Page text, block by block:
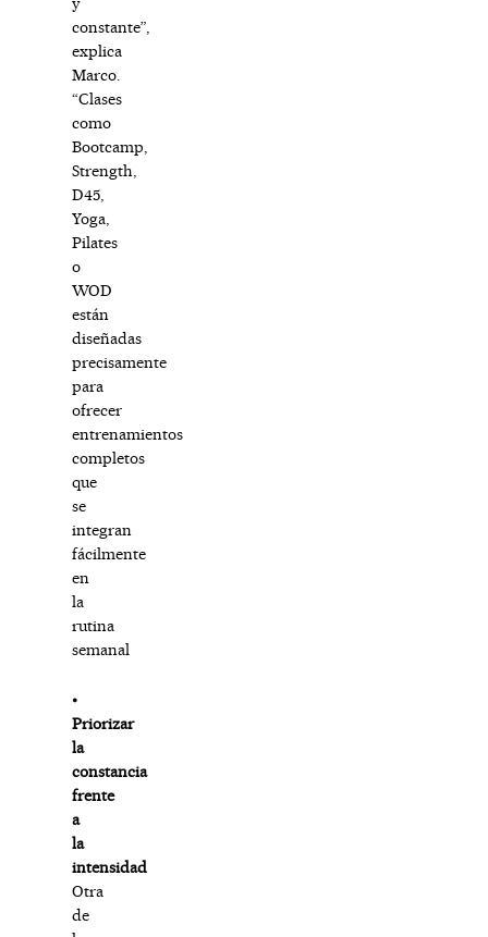
constante”,
explica
Marco.
“Clases
como
Bootcamp,
Strength,
D45,
Yoga,
Pilates
o
WOD
están
diseñadas
precisamente
para
ofrecer
entrenamientos
completos
que
se
integran
fácilmente
en
la
rutina
semanal
⦁
Priorizar
la
constancia
frente
a
la
intensidad
Otra
de